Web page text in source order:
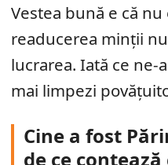
Vestea bună e că
readucerea minții
lucrarea. Iată ce ne-
mai limpezi
Cine a fost
de ce